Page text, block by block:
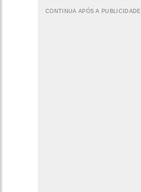
CONTINUA APÓS A PUBLICIDADE